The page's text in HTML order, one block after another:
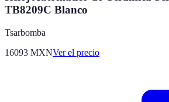
TB8209C Blanco
Tsarbomba
16093 MXNVer el precio